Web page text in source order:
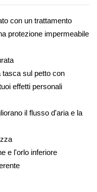
con un trattamento
protezione impermeabile
tasca sul petto con
effetti personali
il flusso d'aria e la
e l'orlo inferiore